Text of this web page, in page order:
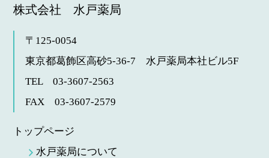
株式会社 水戸薬局
〒125-0054
東京都葛飾区高砂5-36-7水戸薬局本社ビル5F
TEL 03-3607-2563
FAX 03-3607-2579
トップページ
水戸薬局について